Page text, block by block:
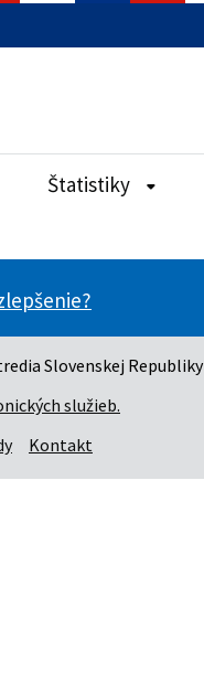
Štatistiky
Slovenskej Republiky
služieb.
Kontakt